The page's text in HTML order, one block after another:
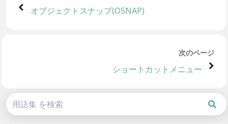
オブジェクトスナップ(OSNAP)
次のページ
ショートカットメニュー